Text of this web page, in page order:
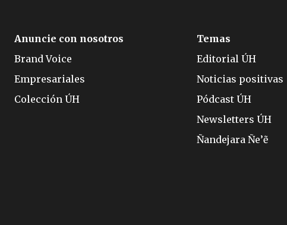
Anuncie con nosotros
Brand Voice
Empresariales
Colección ÚH
Temas
Editorial ÚH
Noticias positivas
Pódcast ÚH
Newsletters ÚH
Ñandejara Ñe’ẽ